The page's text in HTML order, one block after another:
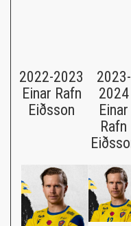
2022-2023
Einar Rafn
Eiðsson
2023-
2024
Einar
Rafn